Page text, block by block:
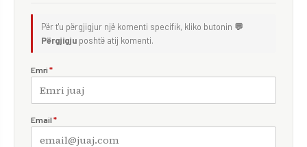
Për t'u përgjigjur një komenti specifik, kliko butonin 💬
Përgjigju poshtë atij komenti.
Emri *
Email *